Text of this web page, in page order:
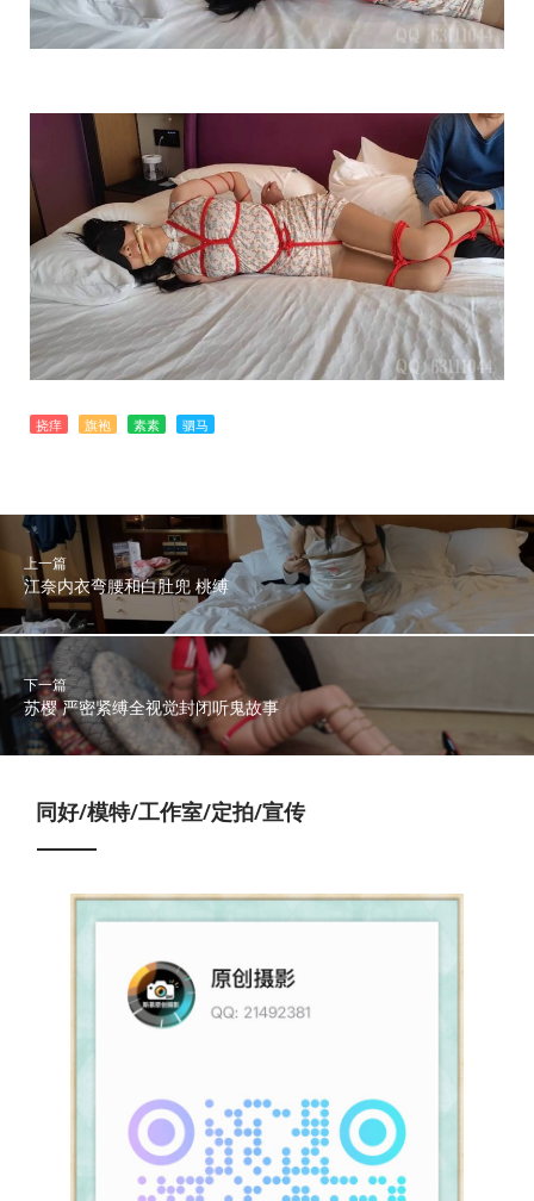
挠痒 旗袍 素素 驷马
上一篇
江奈内衣弯腰和白肚兜 桃缚
下一篇
苏樱 严密紧缚全视觉封闭听鬼故事
同好/模特/工作室/定拍/宣传